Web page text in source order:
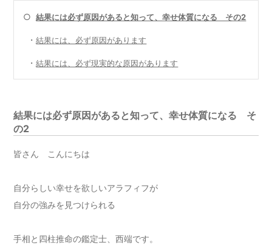
○結果には必ず原因があると知って、幸せ体質になる その2
・結果には、必ず原因があります
・結果には、必ず現実的な原因があります
結果には必ず原因があると知って、幸せ体質になる そ
の2
皆さん こんにちは
自分らしい幸せを欲しいアラフィフが
自分の強みを見つけられる
手相と四柱推命の鑑定士、西端です。